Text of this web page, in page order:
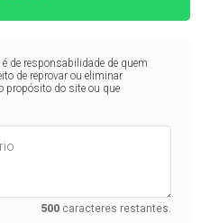
de responsabilidade de quem
de reprovar ou eliminar
propósito do site ou que
500 caracteres restantes.